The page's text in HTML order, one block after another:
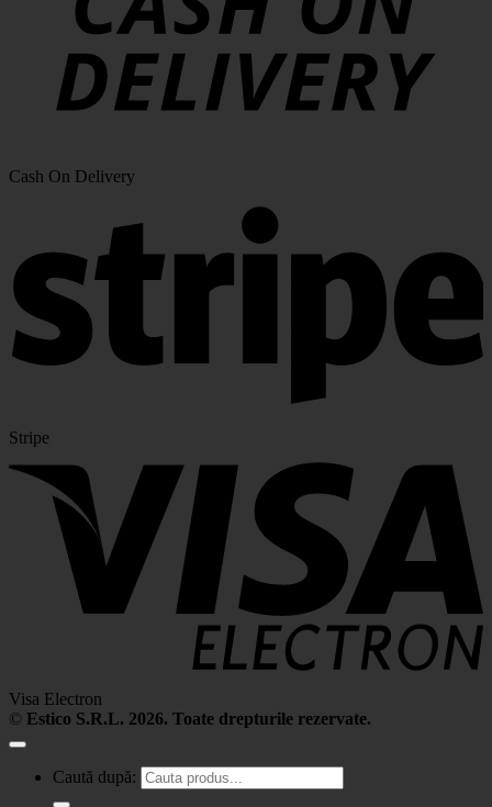
Cash On Delivery
Stripe
Visa Electron
© Estico S.R.L. 2026. Toate drepturile rezervate.
Caută după: